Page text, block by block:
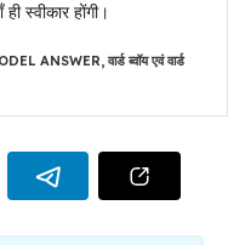
स्वीकार होंगी।
ANSWER, वार्ड ब्वॉय एवं वार्ड